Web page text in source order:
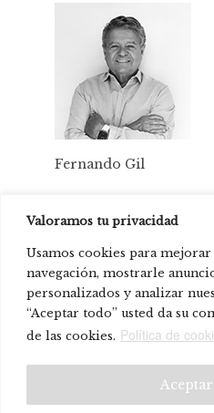
Valoramos tu privacidad
Usamos cookies para
navegación, mostrarle
personalizados y analizar
“Aceptar todo” usted da su
de las cookies. Política de
Fernando Gil
Product present in:
Institution Social
Spin Master Offices
Expo 2015